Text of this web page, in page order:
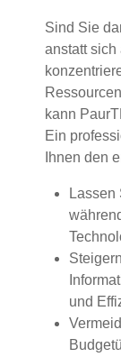
Sind Sie
anstatt sich
kann
Ein
Ihnen den
Lassen
und